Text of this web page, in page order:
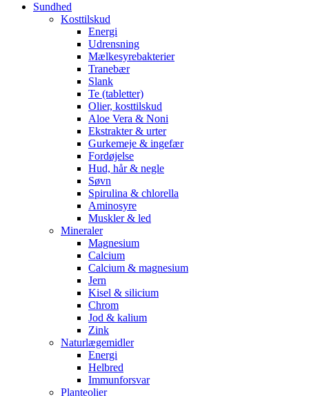
Sundhed
Kosttilskud
Energi
Udrensning
Mælkesyrebakterier
Tranebær
Slank
Te (tabletter)
Olier, kosttilskud
Aloe Vera & Noni
Ekstrakter & urter
Gurkemeje & ingefær
Fordøjelse
Hud, hår & negle
Søvn
Spirulina & chlorella
Aminosyre
Muskler & led
Mineraler
Magnesium
Calcium
Calcium & magnesium
Jern
Kisel & silicium
Chrom
Jod & kalium
Zink
Naturlægemidler
Energi
Helbred
Immunforsvar
Planteolier